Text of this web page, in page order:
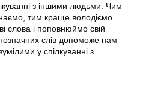
з іншими людьми. Чим
тим краще володіємо
слова і поповнюймо свій
слів допоможе нам
у спілкуванні з